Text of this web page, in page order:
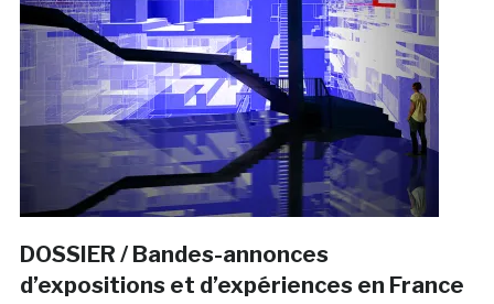
DOSSIER / Bandes-annonces
d’expositions et d’expériences en France